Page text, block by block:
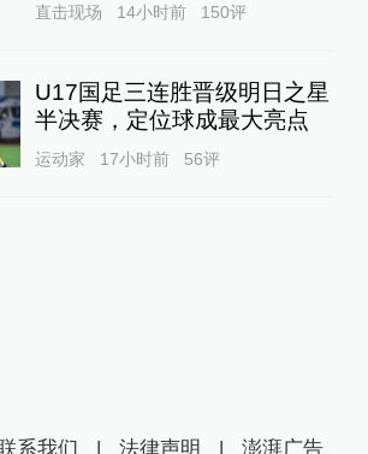
直击现场 14小时前 150评
U17国足三连胜晋级明日之星
半决赛，定位球成最大亮点
运动家 17小时前 56评
系我们 | 法律声明 | 澎湃广告